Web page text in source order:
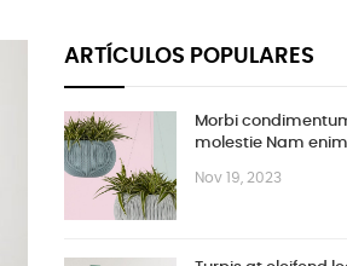
ARTÍCULOS POPULARES
Morbi
molestie Nam
Nov 19, 2023